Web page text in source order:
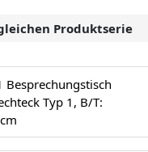
Produktserie
Besprechungstisch
Typ 1, B/T: